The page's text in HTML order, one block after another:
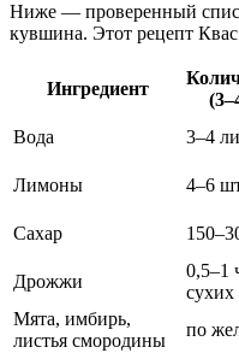
Ниже — проверенный
кувшина. Этот рецепт
Ингредиент
Вода 3–4
Лимоны
4–6
Сахар
Дрожжи
0,5–1
сухих
Мята, имбирь,
листья смородины
по